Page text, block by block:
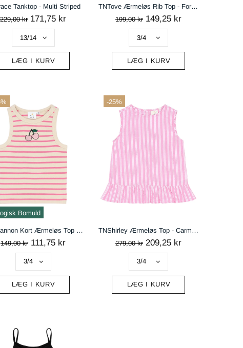
Tanktop - Multi Striped
229,00 kr 171,75 kr
LÆG I KURV
TNTove Ærmeløs Rib Top - Forever Blue
199,00 kr 149,25 kr
LÆG I KURV
Bomuld
TNShannon Kort Ærmeløs Top - Carmine Rose Striped
149,00 kr 111,75 kr
LÆG I KURV
-25%
TNShirley Ærmeløs Top - Carmine Rose Striped
279,00 kr 209,25 kr
LÆG I KURV